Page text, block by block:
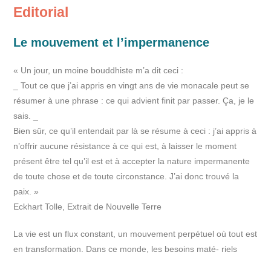
Editorial
Le mouvement et l’impermanence
« Un jour, un moine bouddhiste m’a dit ceci :
_ Tout ce que j’ai appris en vingt ans de vie monacale peut se
résumer à une phrase : ce qui advient finit par passer. Ça, je le
sais. _
Bien sûr, ce qu’il entendait par là se résume à ceci : j’ai appris à
n’offrir aucune résistance à ce qui est, à laisser le moment
présent être tel qu’il est et à accepter la nature impermanente
de toute chose et de toute circonstance. J’ai donc trouvé la
paix. »
Eckhart Tolle, Extrait de Nouvelle Terre
La vie est un flux constant, un mouvement perpétuel où tout est
en transformation. Dans ce monde, les besoins maté- riels